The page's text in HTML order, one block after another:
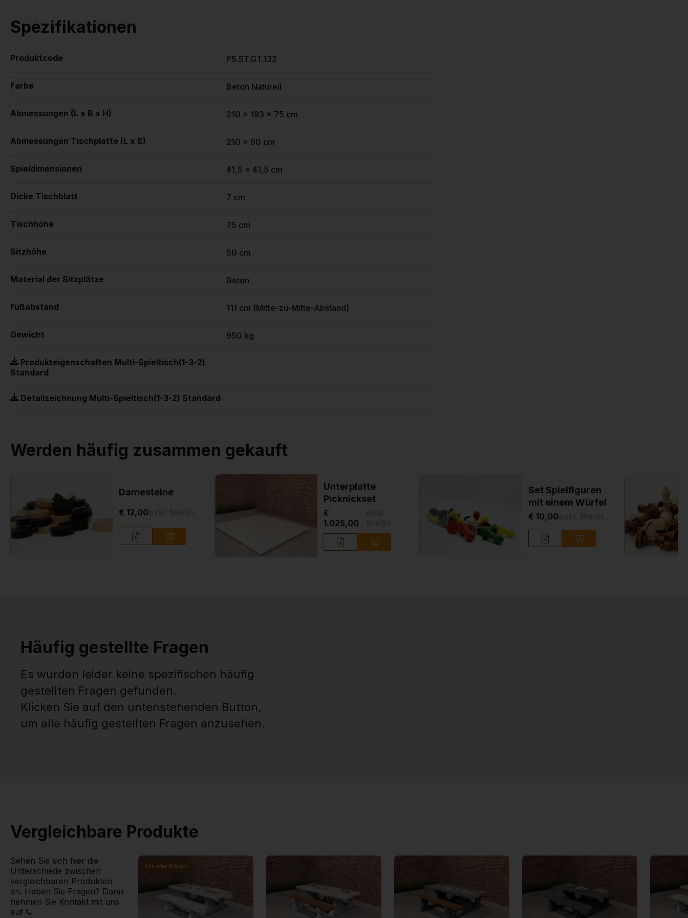
Spezifikationen
Produktcode PS.ST.GT.132
Farbe Beton Naturell
Abmessungen (L x B x H) 210 x 193 x 75 cm
Abmessungen Tischplatte (L x B) 210 x 90 cm
Spieldimensionen 41,5 x 41,5 cm
Dicke Tischblatt 7 cm
Tischhöhe 75 cm
Sitzhöhe 50 cm
Material der Sitzplätze Beton
Fußabstand 111 cm (Mitte-zu-Mitte-Abstand)
Gewicht 950 kg
Produkteigenschaften Multi-Spieltisch(1-3-2)
Standard
Detailzeichnung Multi-Spieltisch(1-3-2) Standard
Werden häufig zusammen gekauft
Damesteine
€ 12,00
Unterplatte
Picknickset
€
1.025,00
Set Spielfiguren
mit einem Würfel
€ 10,00
Häufig gestellte Fragen
Es wurden leider keine spezifischen häufig
gestellten Fragen gefunden.
Klicken Sie auf den untenstehenden Button,
um alle häufig gestellten Fragen anzusehen.
Vergleichbare Produkte
Sehen Sie sich hier die
Unterschiede zwischen
vergleichbaren Produkten
an. Haben Sie Fragen? Dann
nehmen Sie Kontakt mit uns
auf
Aktuelles Produkt